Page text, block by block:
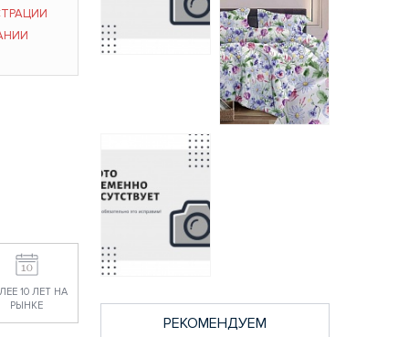
10 ЛЕТ НА
РЫНКЕ
постельное белье
из бязи Бояртекс
1,5 спальное
1959 руб.
1959 руб.
РЕКОМЕНДУЕМ